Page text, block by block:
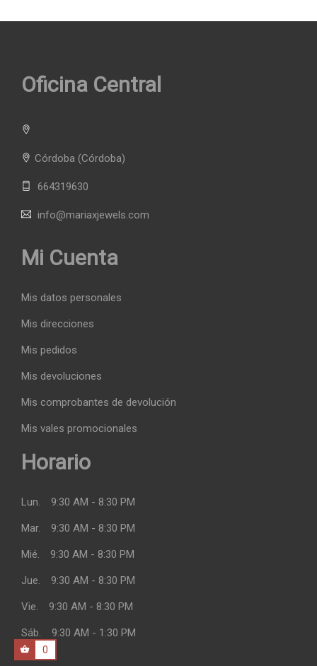
Oficina Central
Córdoba (Córdoba)
664319630
info@mariaxjewels.com
Mi Cuenta
Mis datos personales
Mis direcciones
Mis pedidos
Mis devoluciones
Mis comprobantes de devolución
Mis vales promocionales
Horario
Lun. 9:30 AM - 8:30 PM
Mar. 9:30 AM - 8:30 PM
Mié. 9:30 AM - 8:30 PM
Jue. 9:30 AM - 8:30 PM
Vie. 9:30 AM - 8:30 PM
Sáb. 9:30 AM - 1:30 PM
0